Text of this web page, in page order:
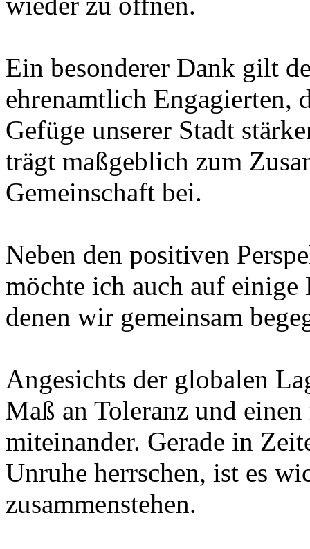
Ein besonderer Dank gilt
ehrenamtlich Engagierten,
Gefüge unserer Stadt
trägt maßgeblich zum
Gemeinschaft bei.
Neben den positiven
möchte ich auch auf einige
denen wir gemeinsam
Angesichts der globalen
Maß an Toleranz und
miteinander. Gerade in
Unruhe herrschen, ist es
zusammenstehen.